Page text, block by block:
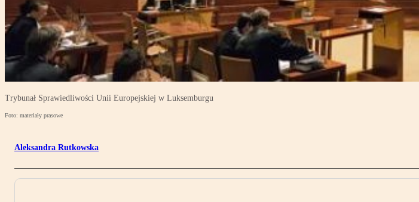
Trybunał Sprawiedliwości Unii Europejskiej w Luksemburgu
Foto: materiały prasowe
Aleksandra Rutkowska